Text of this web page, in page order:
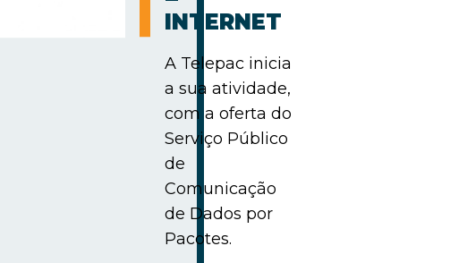
INTERNET
A Telepac inicia
a sua atividade,
com a oferta do
Serviço Público
de
Comunicação
de Dados por
Pacotes.